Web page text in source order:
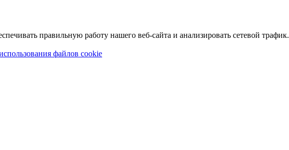
правильную работу нашего веб-сайта и анализировать сетевой трафик.
файлов cookie